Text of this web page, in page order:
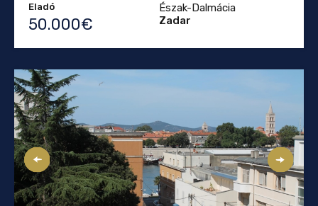
Eladó
50.000€
Észak-Dalmácia
Zadar